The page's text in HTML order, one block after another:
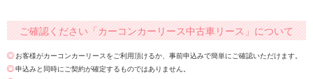
ご確認ください「カーコンカーリース中古車リース」について
お客様がカーコンカーリースをご利用頂けるか、事前申込みで簡単にご確認いただけます。
申込みと同時にご契約が確定するものではありません。